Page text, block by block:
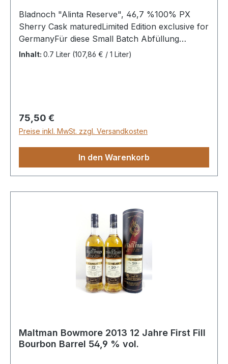
Bladnoch "Alinta Reserve", 46,7 %100% PX
Sherry Cask maturedLimited Edition exclusive for
GermanyFür diese Small Batch Abfüllung
wurden ausschließlich allerbeste First Fill PX
Metalldeckel auf dem Korken daher – Exklusiv
verfügbar in Deutschland, was durch den
„Vibrant Stills“-Aufkleber unterstrichen wird.
Inhalt: 0.7 Liter (107,86 € / 1 Liter)
Regulärer Preis:
75,50 €
Preise inkl. MwSt. zzgl. Versandkosten
In den Warenkorb
Maltman Bowmore 2013 12 Jahre First Fill
Bourbon Barrel 54,9 % vol.